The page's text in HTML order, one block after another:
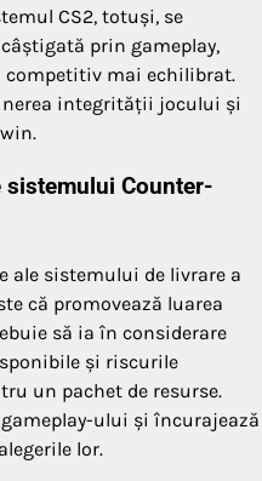
CS2, totuși, se
prin gameplay,
competitiv mai echilibrat.
integrității jocului și
sistemului Counter-
ale sistemului de livrare a
că promovează luarea
să ia în considerare
și riscurile
un pachet de resurse.
ului și încurajează
lor.